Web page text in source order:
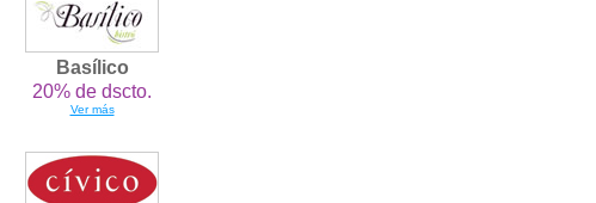
Basílico
20% de dscto.
Ver más